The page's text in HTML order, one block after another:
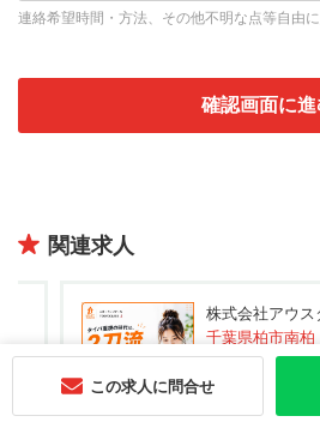
連絡希望時間・方法、その他不明な点等自由
関連求人
株式会社アウス
千葉県柏市南柏
この求人に問合せ